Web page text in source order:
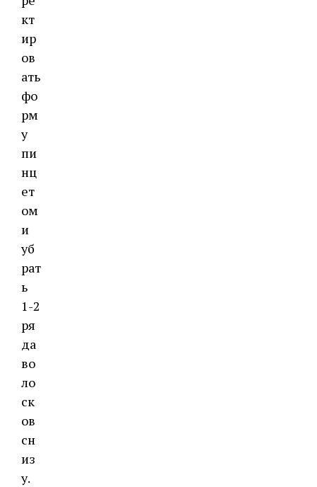
кт
ир
ов
ать
фо
рм
у
пи
нц
ет
ом
и
уб
рат
ь
1-2
ря
да
во
ло
ск
ов
сн
из
у.